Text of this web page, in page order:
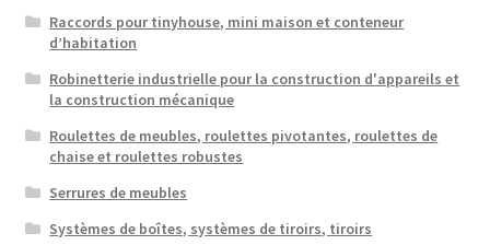
Raccords pour tinyhouse, mini maison et conteneur
d’habitation
Robinetterie industrielle pour la construction d'appareils et
la construction mécanique
Roulettes de meubles, roulettes pivotantes, roulettes de
chaise et roulettes robustes
Serrures de meubles
Systèmes de boîtes, systèmes de tiroirs, tiroirs